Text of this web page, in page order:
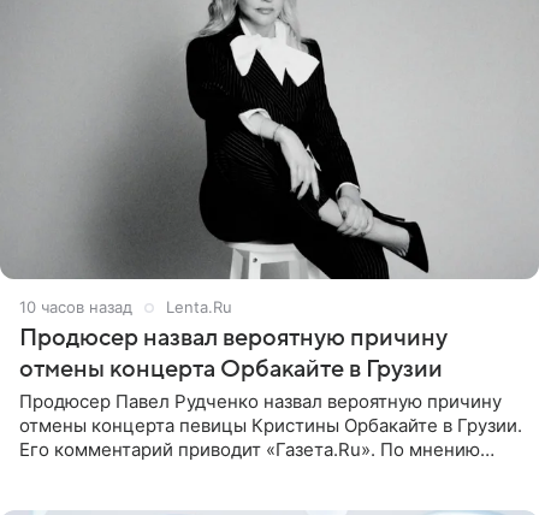
10 часов назад Lenta.Ru
Продюсер назвал вероятную причину
отмены концерта Орбакайте в Грузии
Продюсер Павел Рудченко назвал вероятную причину
отмены концерта певицы Кристины Орбакайте в Грузии.
Его комментарий приводит «Газета.Ru». По мнению